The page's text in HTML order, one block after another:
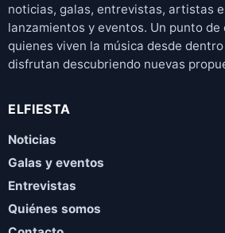
noticias, galas, entrevistas, artistas
lanzamientos y eventos. Un punto
quienes viven la música desde
disfrutan descubriendo nuevas
ELFIESTA
Noticias
Galas y eventos
Entrevistas
Quiénes somos